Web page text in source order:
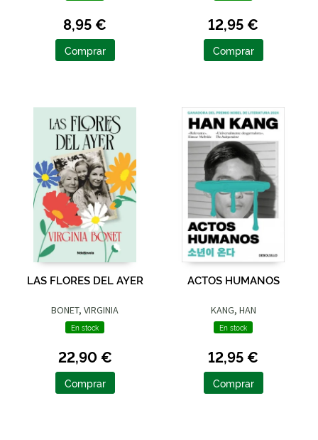
8,95 €
Comprar
12,95 €
Comprar
LAS FLORES DEL AYER
BONET, VIRGINIA
En stock
22,90 €
Comprar
ACTOS HUMANOS
KANG, HAN
En stock
12,95 €
Comprar